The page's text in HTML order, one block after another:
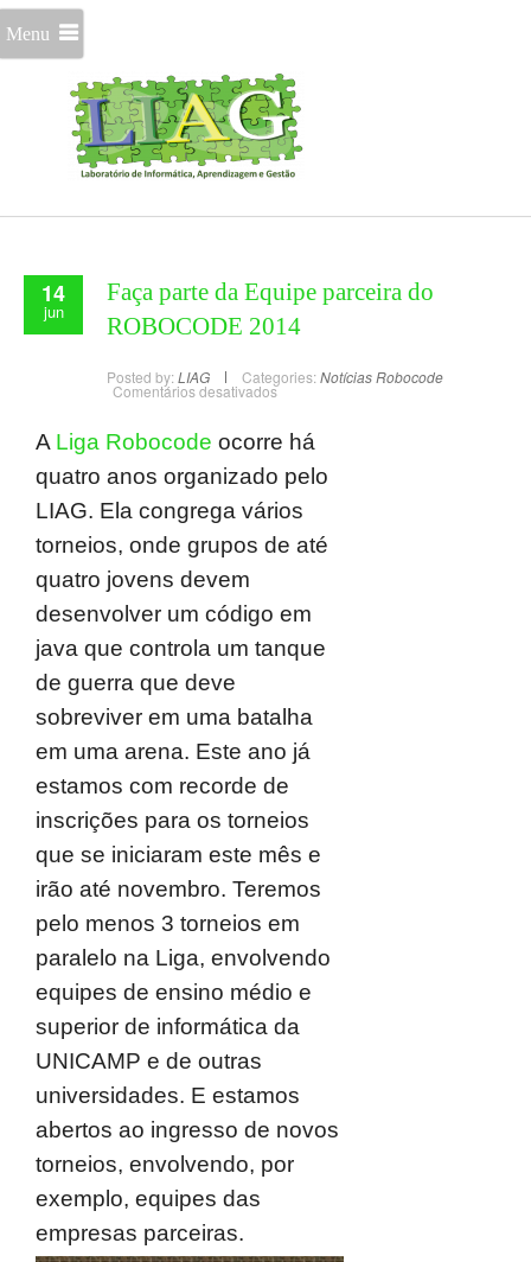
Menu
14
jun
Faça parte da Equipe parceira do
ROBOCODE 2014
Posted by: LIAG Categories: NotíciasRobocode
Comentários desativados
A Liga Robocode ocorre há
quatro anos organizado pelo
LIAG. Ela congrega vários
torneios, onde grupos de até
quatro jovens devem
desenvolver um código em
java que controla um tanque
de guerra que deve
sobreviver em uma batalha
em uma arena. Este ano já
estamos com recorde de
inscrições para os torneios
que se iniciaram este mês e
irão até novembro. Teremos
pelo menos 3 torneios em
paralelo na Liga, envolvendo
equipes de ensino médio e
superior de informática da
UNICAMP e de outras
universidades. E estamos
abertos ao ingresso de novos
torneios, envolvendo, por
exemplo, equipes das
empresas parceiras.